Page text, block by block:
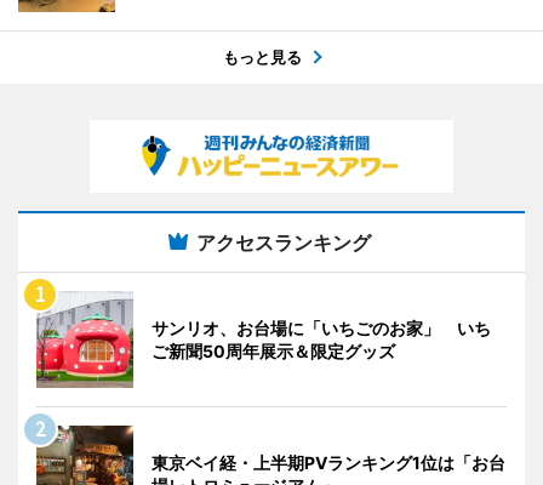
もっと見る
アクセスランキング
サンリオ、お台場に「いちごのお家」 いち
ご新聞50周年展示＆限定グッズ
東京ベイ経・上半期PVランキング1位は「お台